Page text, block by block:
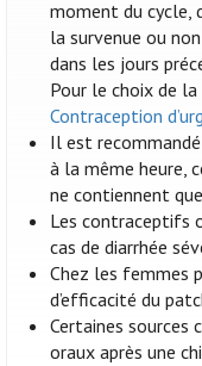
moment du cycle,
la survenue ou
dans les jours
Pour le choix de
Contraception
Il est
à la même heure,
ne contiennent
Les contraceptifs
cas de diarrhée
Chez les femmes
d’efficacité du
Certaines sources
oraux après une